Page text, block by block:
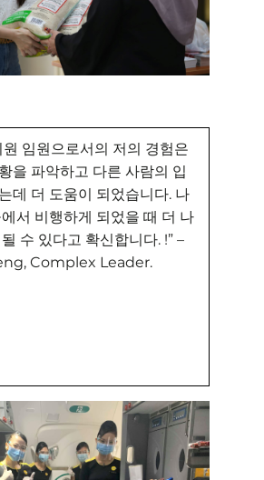
원 임원으로서의 저의 경험은
을 파악하고 다른 사람의 입
데 더 도움이 되었습니다. 나
서 비행하게 되었을 때 더 나
수 있다고 확신합니다. !” –
Complex Leader.